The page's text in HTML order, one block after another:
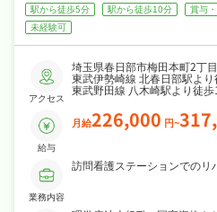
駅から徒歩5分
駅から徒歩10分 賞与
未経験可
アクセス
埼玉県春日部市梅田本町2丁
東武伊勢崎線 北春日部駅よ
東武野田線 八木崎駅より徒
給与
月給226,000 円~
業務内容
訪問看護ステーションでのリ